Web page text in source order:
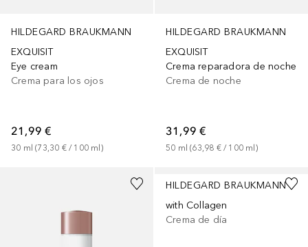
HILDEGARD BRAUKMANN
EXQUISIT
Eye cream
Crema para los ojos
21,99 €
30 ml (73,30 € / 100 ml)
HILDEGARD BRAUKMANN
EXQUISIT
Crema reparadora de noche
Crema de noche
31,99 €
50 ml (63,98 € / 100 ml)
HILDEGARD BRAUKMANN
with Collagen
Crema de día